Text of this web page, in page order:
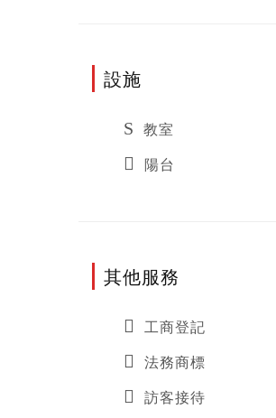
設施
教室
陽台
其他服務
工商登記
法務商標
訪客接待